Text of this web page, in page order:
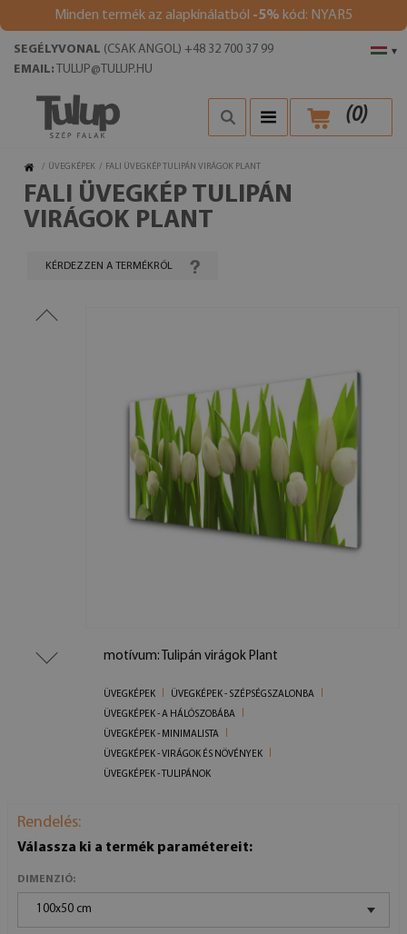
Minden termék az alapkínálatból -5% kód: NYAR5
▾
SEGÉLYVONAL (CSAK ANGOL) +48 32 700 37 99
EMAIL: TULUP@TULUP.HU
(0)
/ ÜVEGKÉPEK / FALI ÜVEGKÉP TULIPÁN VIRÁGOK PLANT
FALI ÜVEGKÉP TULIPÁN
VIRÁGOK PLANT
KÉRDEZZEN A TERMÉKRŐL
motívum: Tulipán virágok Plant
ÜVEGKÉPEK
ÜVEGKÉPEK - SZÉPSÉGSZALONBA
ÜVEGKÉPEK - A HÁLÓSZOBÁBA
ÜVEGKÉPEK - MINIMALISTA
ÜVEGKÉPEK - VIRÁGOK ÉS NÖVÉNYEK
ÜVEGKÉPEK - TULIPÁNOK
Rendelés:
Válassza ki a termék paramétereit:
DIMENZIÓ:
100x50 cm